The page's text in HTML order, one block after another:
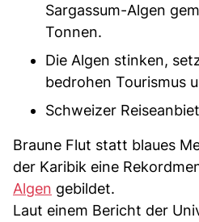
Sargassum-Algen
Tonnen.
Die Algen stinken,
bedrohen Tourismus
Schweizer
Braune Flut statt blaues
der Karibik eine
Algen gebildet.
Laut einem Bericht der